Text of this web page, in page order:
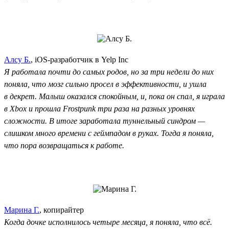
Алсу Б., iOS-разработчик в Yelp Inc
Я работала почти до самых родов, но за три недели до них
поняла, что мозг сильно просел в эффективности, и ушла
в декрет. Малыш оказался спокойным, и, пока он спал, я играла
в Xbox и прошла Frostpunk три раза на разных уровнях
сложности. В итоге заработала туннельный синдром —
слишком много времени с геймпадом в руках. Тогда я поняла,
что пора возвращаться к работе.
Марина Г., копирайтер
Когда дочке исполнилось четыре месяца, я поняла, что всё.